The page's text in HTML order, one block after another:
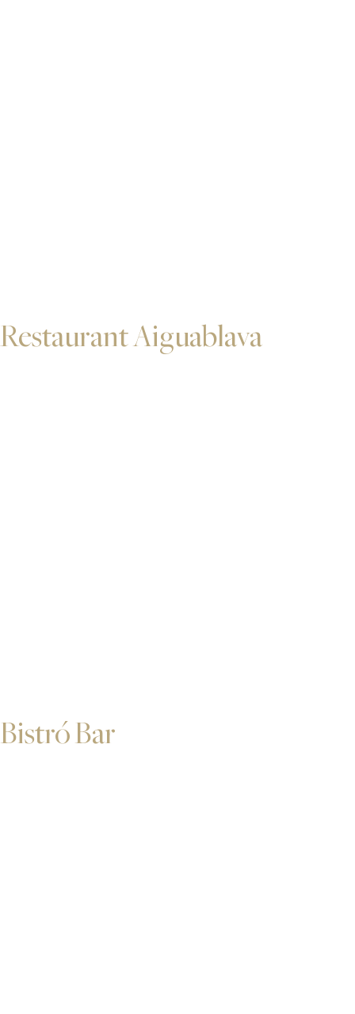
Restaurant Aiguablava
Bistró Bar